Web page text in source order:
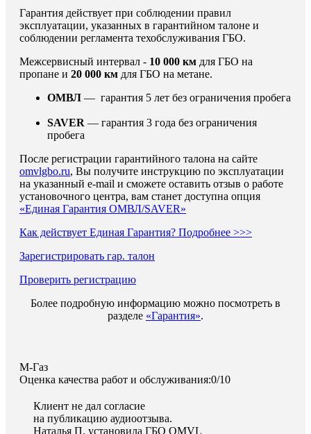
Гарантия действует при соблюдении правил
эксплуатации, указанных в гарантийном талоне и
соблюдении регламента техобслуживания ГБО.
Межсервисный интервал - 10 000 км для ГБО на
пропане и 20 000 км для ГБО на метане.
ОМВЛ — гарантия 5 лет без ограничения пробега
SAVER — гарантия 3 года без ограничения
пробега
После регистрации гарантийного талона на сайте
omvlgbo.ru, Вы получите инструкцию по эксплуатации
на указанный e-mail и сможете оставить отзыв о работе
установочного центра, вам станет доступна опция
«Единая Гарантия ОМВЛ/SAVER»
Как действует Единая Гарантия? Подробнее >>>
Зарегистрировать гар. талон
Проверить регистрацию
Более подробную информацию можно посмотреть в
разделе «Гарантия».
М-Газ
Оценка качества работ и обслуживания:0/10
Клиент не дал согласие
на публикацию аудиоотзыва.
Наталья П. установила ГБО OMVL